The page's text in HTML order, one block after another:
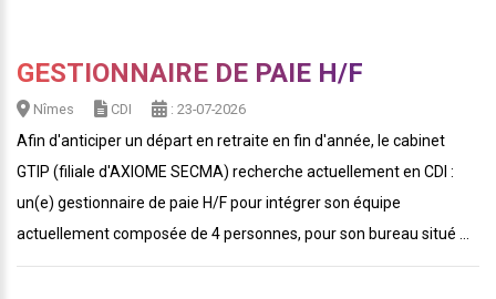
GESTIONNAIRE DE PAIE H/F
Nîmes CDI : 23-07-2026
Afin d'anticiper un départ en retraite en fin d'année, le cabinet
GTIP (filiale d'AXIOME SECMA) recherche actuellement en CDI :
un(e) gestionnaire de paie H/F pour intégrer son équipe
actuellement composée de 4 personnes, pour son bureau situé ...